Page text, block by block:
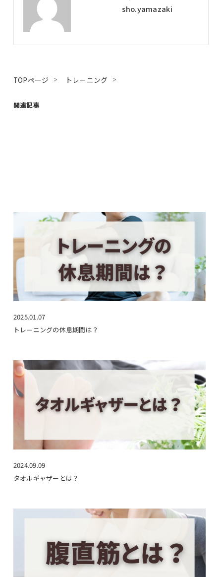
sho.yamazaki
TOPページ トレーニング
関連記事
2025.01.07
トレーニングの休息期間は？
2024.09.09
タオルギャザーとは？